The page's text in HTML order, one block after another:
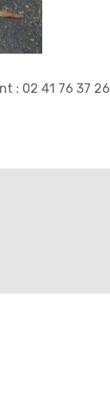
: 02 41 76 37 26